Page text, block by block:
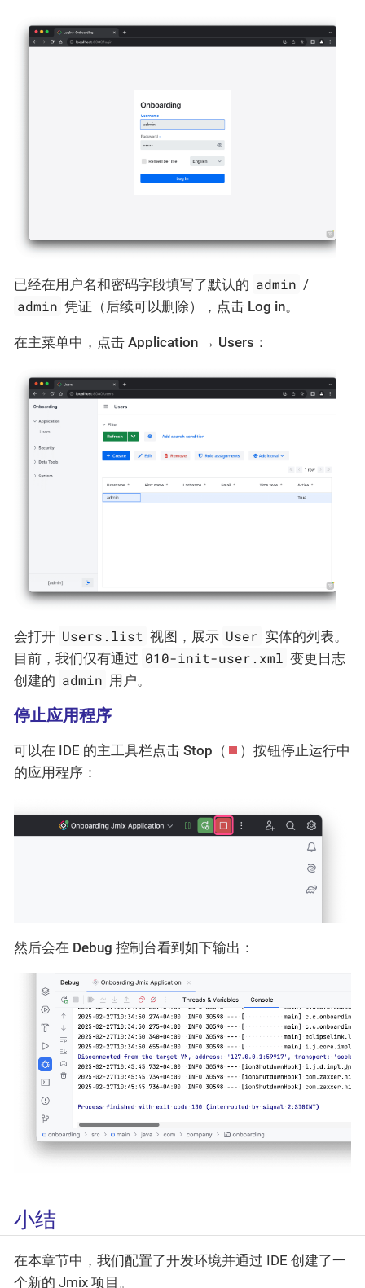
已经在用户名和密码字段填写了默认的 admin /
admin 凭证（后续可以删除），点击 Log in。
在主菜单中，点击 Application → Users ：
会打开 Users.list 视图，展示 User 实体的列表。
目前，我们仅有通过 010-init-user.xml 变更日志
创建的 admin 用户。
停止应用程序
可以在 IDE 的主工具栏点击 Stop （
）按钮停止运行中
的应用程序：
然后会在 Debug 控制台看到如下输出：
小结
在本章节中，我们配置了开发环境并通过 IDE 创建了一
个新的 Jmix 项目。